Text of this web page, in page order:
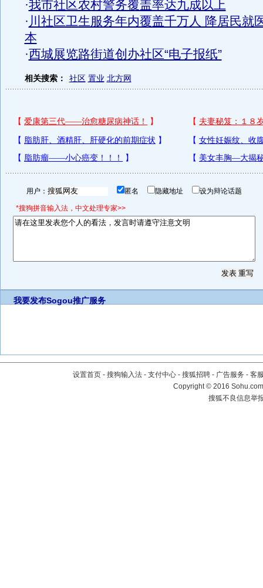
·我市社区农村警务覆盖率达九成以上
· 川社区卫生服务年内覆盖千万人 降居民就
本
·西城展览路街道创办社区“电子报纸”
相关搜索： 社区 置业 北方网
用户： 匿名 隐藏地址 设为辩论话题
*搜狗拼音输入法，中文处理专家>>
我要发布Sogou推广服务
设置首页 - 搜狗输入法 - 支付中心 - 搜狐招聘 - 广告服务 - 客
Copyright©2016
搜狐不良信息举